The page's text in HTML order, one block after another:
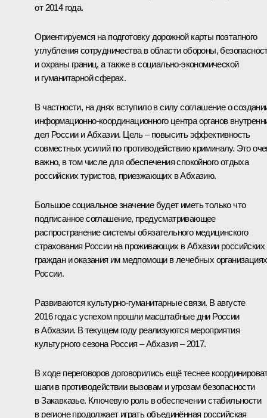
от 2014 года.
Ориентируемся на подготовку дорожной карты поэтапного
углубления сотрудничества в области обороны,
и охраны границ, а также в социально-экономической
и гуманитарной сферах.
В частности, на днях вступило в силу соглашение о
информационно-координационного центра органов
дел России и Абхазии. Цель – повысить эффективность
совместных усилий по противодействию криминалу. Это
важно, в том числе для обеспечения спокойного отдыха
российских туристов, приезжающих в Абхазию.
Большое социальное значение будет иметь только что
подписанное соглашение, предусматривающее
распространение системы обязательного медицинского
страхования России на проживающих в Абхазии российских
граждан и оказания им медпомощи в лечебных организациях
России.
Развиваются культурно-гуманитарные связи. В августе
2016 года с успехом прошли масштабные дни России
в Абхазии. В текущем году реализуются мероприятия
культурного сезона Россия – Абхазия – 2017.
В ходе переговоров договорились ещё теснее
шаги в противодействии вызовам и угрозам безопасности
в Закавказье. Ключевую роль в обеспечении стабильности
в регионе продолжает играть объединённая российская